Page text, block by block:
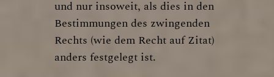
und nur insoweit, als dies in den
Bestimmungen des zwingenden
Rechts (wie dem Recht auf Zitat)
anders festgelegt ist.